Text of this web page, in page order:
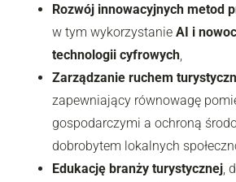
Rozwój innowacyjnych metod
w tym wykorzystanie AI i
technologii cyfrowych,
Zarządzanie ruchem
zapewniający równowagę
gospodarczymi a ochroną
dobrobytem lokalnych
Edukację branży turystycznej,